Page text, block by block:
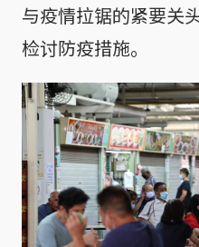
与疫情拉锯的紧要关
检讨防疫措施。